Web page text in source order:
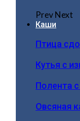
PrevNext
Каши
Птица
Кутья с
Полента
Овсяная